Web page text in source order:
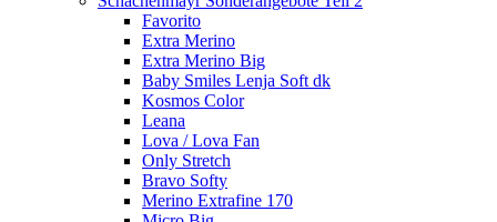
Favorito
Extra Merino
Extra Merino Big
Baby Smiles Lenja Soft dk
Kosmos Color
Leana
Lova / Lova Fan
Only Stretch
Bravo Softy
Merino Extrafine 170